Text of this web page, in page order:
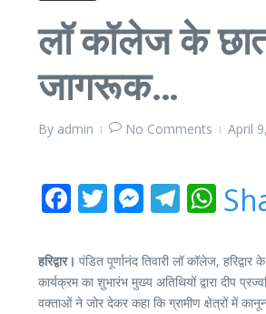
लॉ कॉलेज के
जागरूक…
By admin No Comments April
Facebook
Twitter
हरिद्वार। पंडित पूर्णानंद तिवारी लॉ कॉलेज,
कार्यक्रम का शुभारंभ मुख्य अतिथियों द्वारा दीप
वक्ताओं ने जोर देकर कहा कि ग्रामीण क्षेत्रों में